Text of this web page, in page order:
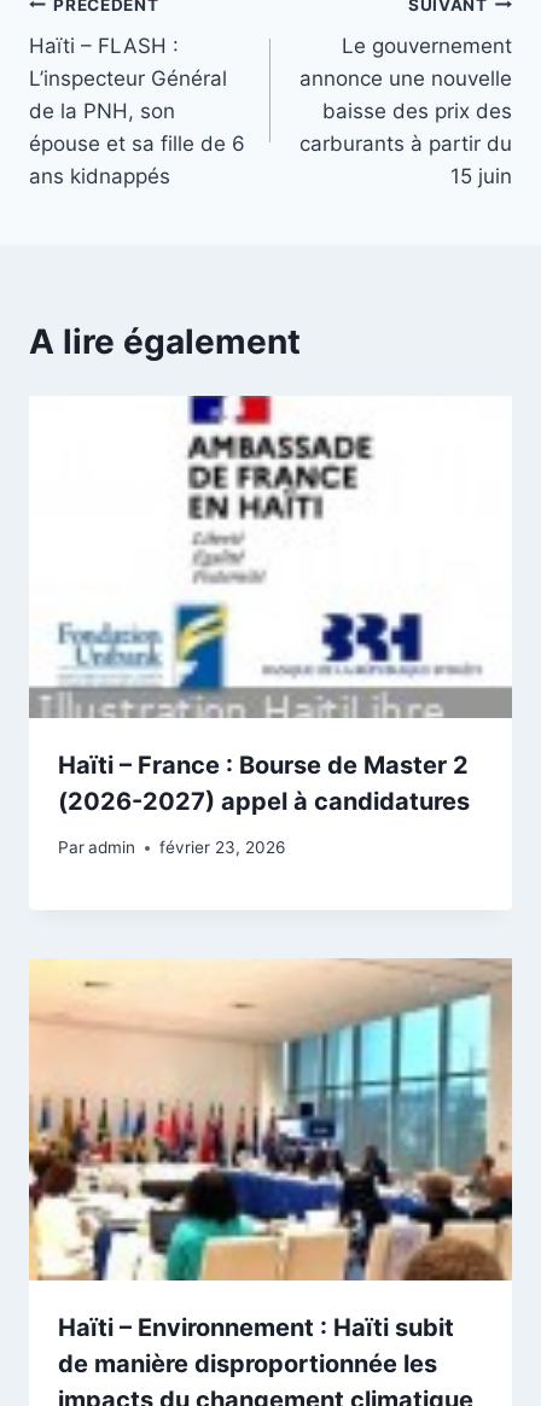
Navigation
de
l’article
PRÉCÉDENT
Haïti – FLASH :
L’inspecteur Général
de la PNH, son
épouse et sa fille de 6
ans kidnappés
SUIVANT
Le gouvernement
annonce une nouvelle
baisse des prix des
carburants à partir du
15 juin
A lire également
Haïti – France : Bourse de Master 2
(2026-2027) appel à candidatures
Paradmin février 23, 2026
Haïti – Environnement : Haïti subit
de manière disproportionnée les
impacts du changement climatique